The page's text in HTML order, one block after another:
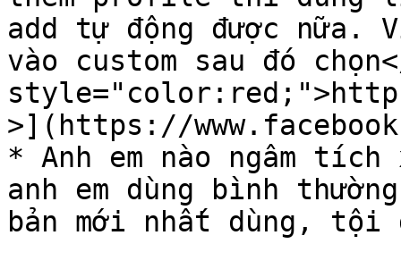
add tự động được nữa.
vào custom sau đó
>](https://
* Anh em nào ngâm
anh em dùng bình
bản mới nhất dùng,